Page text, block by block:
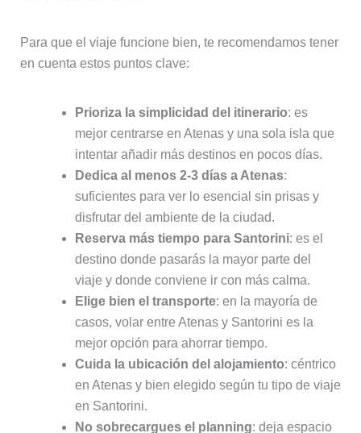
Para que el viaje funcione bien, te recomendamos tener
en cuenta estos puntos clave:
Prioriza la simplicidad del itinerario: es
mejor centrarse en Atenas y una sola isla que
intentar añadir más destinos en pocos días.
Dedica al menos 2-3 días a Atenas:
suficientes para ver lo esencial sin prisas y
disfrutar del ambiente de la ciudad.
Reserva más tiempo para Santorini: es el
destino donde pasarás la mayor parte del
viaje y donde conviene ir con más calma.
Elige bien el transporte: en la mayoría de
casos, volar entre Atenas y Santorini es la
mejor opción para ahorrar tiempo.
Cuida la ubicación del alojamiento: céntrico
en Atenas y bien elegido según tu tipo de viaje
en Santorini.
No sobrecargues el planning: deja espacio